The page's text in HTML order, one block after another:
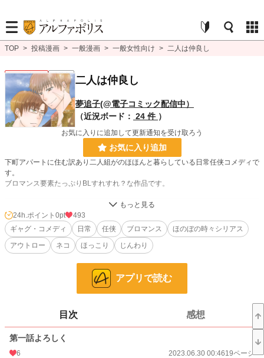
TOP > 投稿漫画 > 一般漫画 > 一般女性向け > 二人は仲良し
一般女性向け 連載中 二人は仲良し
夢追子(@電子コミック配信中）
（近況ボード： 24 件 ）
お気に入りに追加して更新通知を受け取ろう
お気に入り追加
下町アパートに住む訳あり二人組がのほほんと暮らしている日常任侠コメディで
す。
ブロマンス要素たっぷりBLすれすれ？な作品です。
一般女性向け 2,539 位 / 2,539 件
お気に入り 25
2025.02.21 00:10
初回公開日時 2023.06.30 00:46
週間ポイント
24h.ポイント 0pt
493
ギャグ・コメディ
日常 任侠 ブロマンス
ほのぼの時々シリアス
アウトロー
ネコ ほっこり じんわり
アプリで読む
目次 感想
第一話よろしく
6 2023.06.30 00:4619ページ